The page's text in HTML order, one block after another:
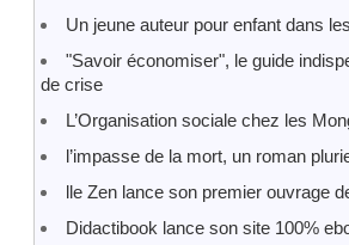
Un jeune auteur pour enfant dans
"Savoir économiser", le guide
de crise
L’Organisation sociale chez les
l’impasse de la mort, un roman
lle Zen lance son premier ouvrage
Didactibook lance son site 100%